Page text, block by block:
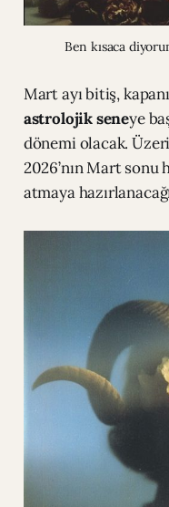
Ben kısaca
Mart ayı bitiş,
astrolojik seneye
dönemi olacak.
2026’nın Mart sonu
atmaya